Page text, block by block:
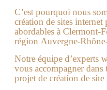
C’est pourquoi nous
création de sites internet
abordables à Clermont-
région Auvergne-
Notre équipe d’experts
vous accompagner dans
projet de création de site